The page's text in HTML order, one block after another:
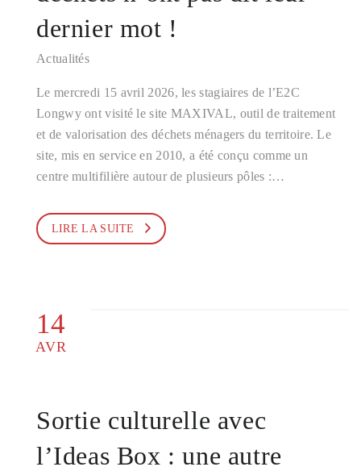
dernier mot !
Actualités
Le mercredi 15 avril 2026, les stagiaires de l’E2C
Longwy ont visité le site MAXIVAL, outil de traitement
et de valorisation des déchets ménagers du territoire. Le
site, mis en service en 2010, a été conçu comme un
centre multifilière autour de plusieurs pôles :…
LIRE LA SUITE
14
AVR
Sortie culturelle avec
l’Ideas Box : une autre